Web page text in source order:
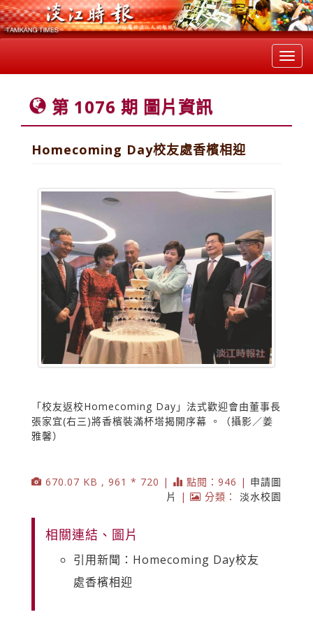
第 1076 期 圖片資訊
Homecoming Day校友處香檳相迎
「校友返校Homecoming Day」法式歡迎會由董事長
張家宜(右三)將香檳裝滿杯塔揭開序幕 。（攝影／姜
雅馨）
670.07 KB , 961 * 720 | 點閱：946 | 申請圖
片
| 分類： 淡水校園
相關連結、圖片
引用新聞：Homecoming Day校友
處香檳相迎